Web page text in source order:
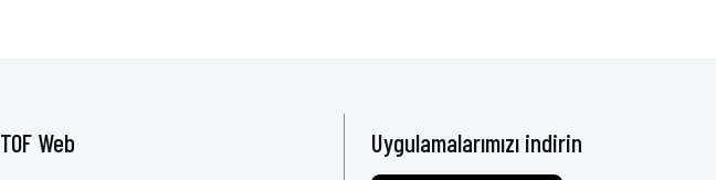
TOF Web Uygulamalarımızı indirin